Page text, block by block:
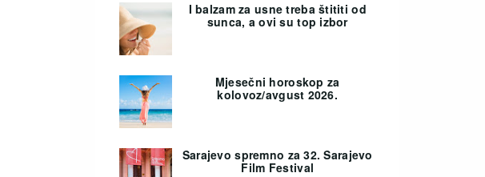
I balzam za usne treba štititi od
sunca, a ovi su top izbor
Mjesečni horoskop za
kolovoz/avgust 2026.
Sarajevo spremno za 32. Sarajevo
Film Festival